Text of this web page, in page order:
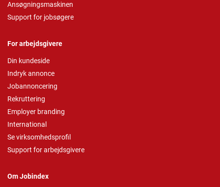
Ansøgningsmaskinen
Support for jobsøgere
For arbejdsgivere
Din kundeside
Indryk annonce
Jobannoncering
Rekruttering
Employer branding
International
Se virksomhedsprofil
Support for arbejdsgivere
Om Jobindex